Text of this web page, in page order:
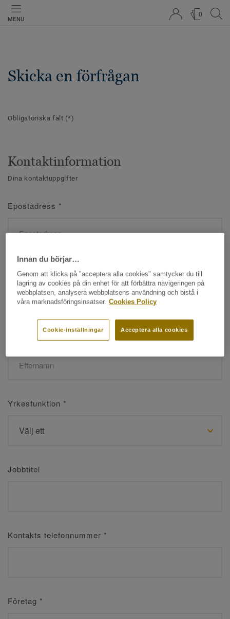
MENU
0
Skicka en förfrågan
Obligatoriska fält (*)
Kontaktinformation
Dina kontaktuppgifter
Epostadress *
Namn*
Efternamn*
Yrkesfunktion *
Jobbtitel
Kontakts telefonnummer *
Företag *
Innan du börjar…
Genom att klicka på "acceptera alla cookies" samtycker du till
lagring av cookies på din enhet för att förbättra navigeringen på
webbplatsen, analysera webbplatsens användning och bistå i
våra marknadsföringsinsatser. Cookies Policy
Acceptera alla cookies
Cookie-inställningar